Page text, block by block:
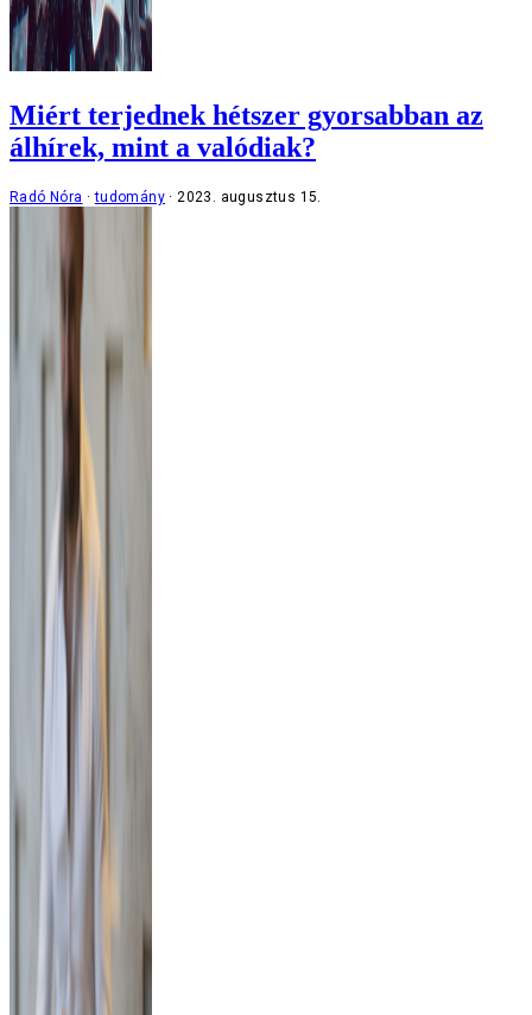
Miért terjednek hétszer gyorsabban az
álhírek, mint a valódiak?
Radó Nóra tudomány 2023. augusztus 15.